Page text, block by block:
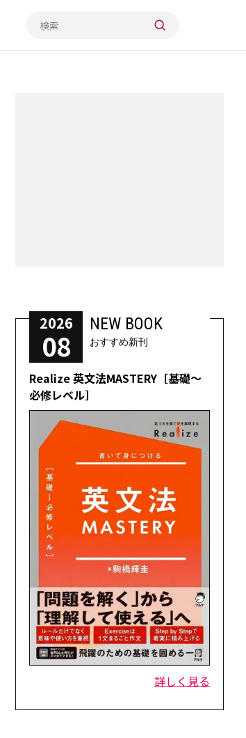
2026
08
NEW BOOK
おすすめ新刊
Realize 英文法MASTERY［基礎～
必修レベル］
詳しく見る